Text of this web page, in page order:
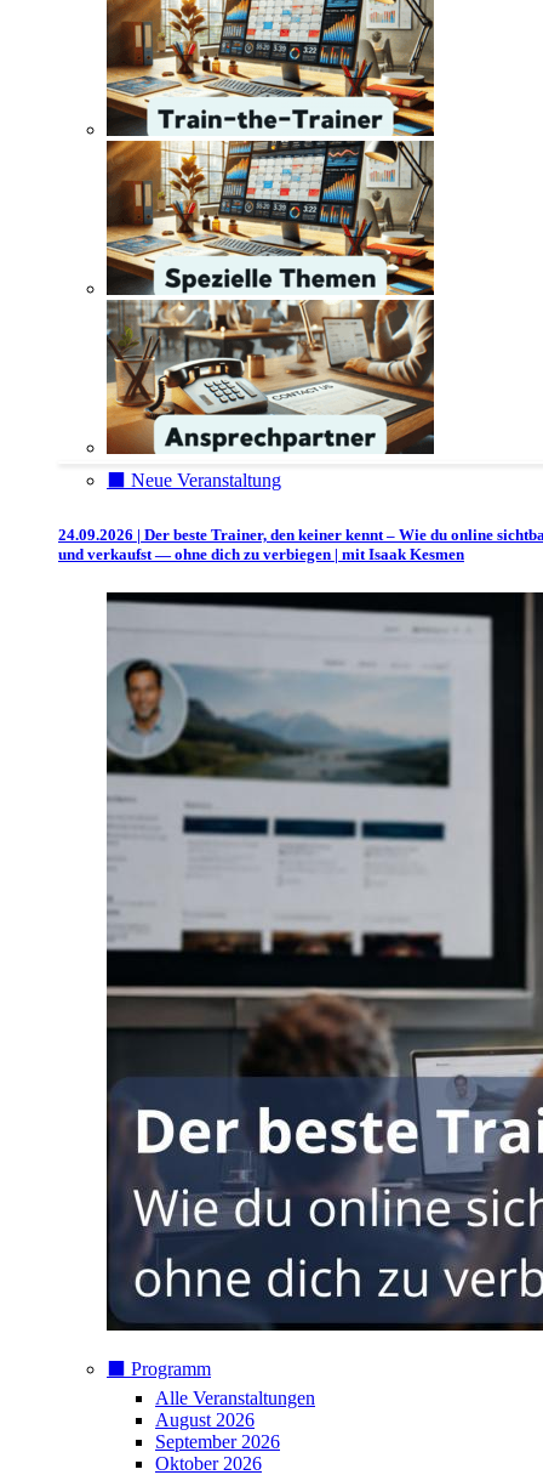
⬛️ Neue Veranstaltung
24.09.2026 | Der beste Trainer, den keiner kennt – Wie du online
und verkaufst — ohne dich zu verbiegen | mit Isaak Kesmen
⬛️ Programm
Alle Veranstaltungen
August 2026
September 2026
Oktober 2026